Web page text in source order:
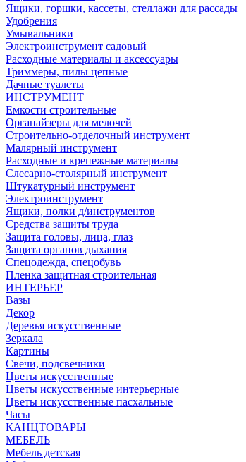
Ящики, горшки, кассеты, стеллажи для рассады
Удобрения
Умывальники
Электроинструмент садовый
Расходные материалы и аксессуары
Триммеры, пилы цепные
Дачные туалеты
ИНСТРУМЕНТ
Емкости строительные
Органайзеры для мелочей
Строительно-отделочный инструмент
Малярный инструмент
Расходные и крепежные материалы
Слесарно-столярный инструмент
Штукатурный инструмент
Электроинструмент
Ящики, полки д/инструментов
Средства защиты труда
Защита головы, лица, глаз
Защита органов дыхания
Спецодежда, спецобувь
Пленка защитная строительная
ИНТЕРЬЕР
Вазы
Декор
Деревья искусственные
Зеркала
Картины
Свечи, подсвечники
Цветы искусственные
Цветы искусственные интерьерные
Цветы искусственные пасхальные
Часы
КАНЦТОВАРЫ
МЕБЕЛЬ
Мебель детская